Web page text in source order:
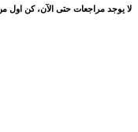
لا يوجد مراجعات حتى الآن، كن اول